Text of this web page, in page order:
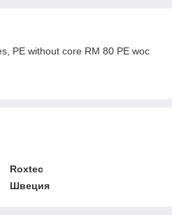
PE without core RM 80 PE woc
Roxtec
Швеция